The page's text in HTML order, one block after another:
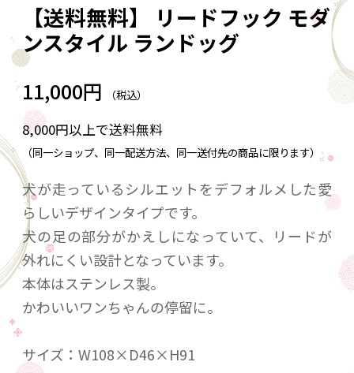
【送料無料】 リードフック モダ
ンスタイル ランドッグ
11,000円 （税込）
8,000円以上で送料無料
（同一ショップ、同一配送方法、同一送付先の商品に限ります）
犬が走っているシルエットをデフォルメした愛
らしいデザインタイプです。
犬の足の部分がかえしになっていて、リードが
外れにくい設計となっています。
本体はステンレス製。
かわいいワンちゃんの停留に。
サイズ：W108×D46×H91